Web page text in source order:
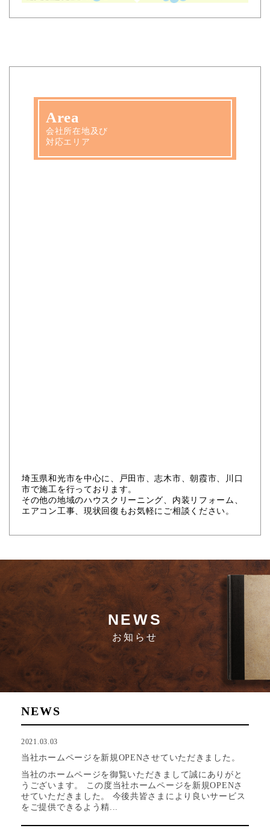
Area
会社所在地及び
対応エリア
埼玉県和光市を中心に、戸田市、志木市、朝霞市、川口
市で施工を行っております。
その他の地域のハウスクリーニング、内装リフォーム、
エアコン工事、現状回復もお気軽にご相談ください。
NEWS
お知らせ
NEWS
2021.03.03
当社ホームページを新規OPENさせていただきました。
当社のホームページを御覧いただきまして誠にありがと
うございます。 この度当社ホームページを新規OPENさ
せていただきました。 今後共皆さまにより良いサービス
をご提供できるよう精...